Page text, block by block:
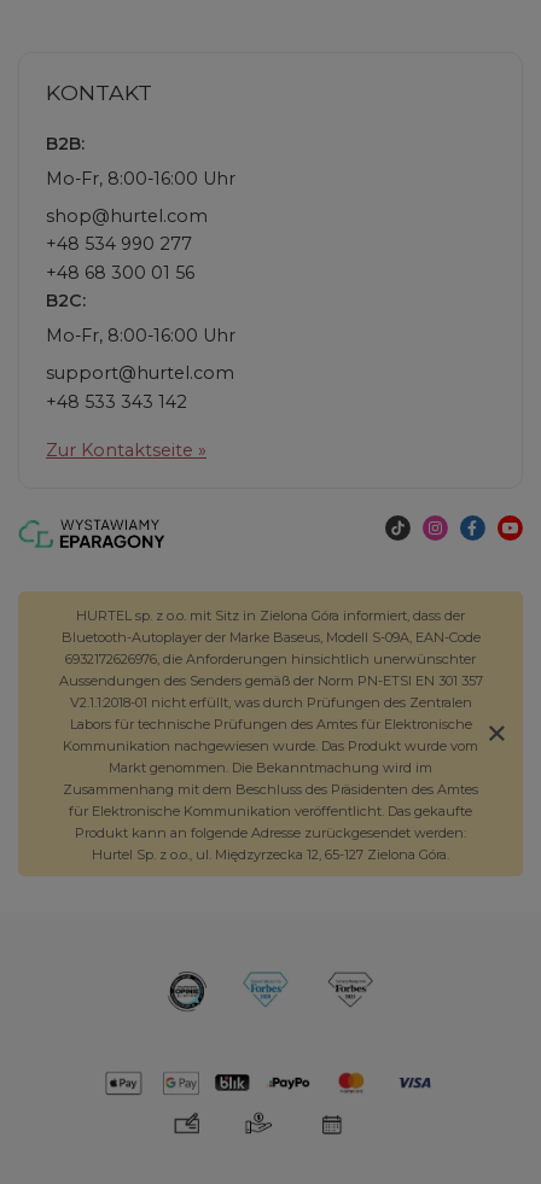
KONTAKT
B2B:
Mo-Fr, 8:00-16:00 Uhr
shop@hurtel.com
+48 534 990 277
+48 68 300 01 56
B2C:
Mo-Fr, 8:00-16:00 Uhr
support@hurtel.com
+48 533 343 142
Zur Kontaktseite »
HURTEL sp. z o.o. mit Sitz in Zielona Góra informiert, dass der
Bluetooth-Autoplayer der Marke Baseus, Modell S-09A, EAN-Code
6932172626976, die Anforderungen hinsichtlich unerwünschter
Aussendungen des Senders gemäß der Norm PN-ETSI EN 301 357
V2.1.1:2018-01 nicht erfüllt, was durch Prüfungen des Zentralen
Labors für technische Prüfungen des Amtes für Elektronische
Kommunikation nachgewiesen wurde. Das Produkt wurde vom
Markt genommen. Die Bekanntmachung wird im
Zusammenhang mit dem Beschluss des Präsidenten des Amtes
für Elektronische Kommunikation veröffentlicht. Das gekaufte
Produkt kann an folgende Adresse zurückgesendet werden:
Hurtel Sp. z o.o., ul. Międzyrzecka 12, 65-127 Zielona Góra.